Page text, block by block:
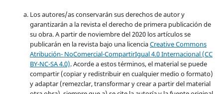
Los autores/as conservarán sus derechos de autor y
garantizarán a la revista el derecho de primera publicación de
su obra. A partir de noviembre del 2020 los artículos se
publicarán en la revista bajo una licenciaCreative Commons
Atribución- NoComercial-CompartirIgual 4.0 Internacional (CC
BY-NC-SA 4.0). Acorde a estos términos, el material se puede
compartir (copiar y redistribuir en cualquier medio o formato)
y adaptar (remezclar, transformar y crear a partir del material